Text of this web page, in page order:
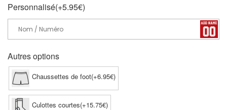
Personnalisé(+5.95€)
Autres options
Chaussettes de foot(+6.95€)
Culottes courtes(+15.75€)